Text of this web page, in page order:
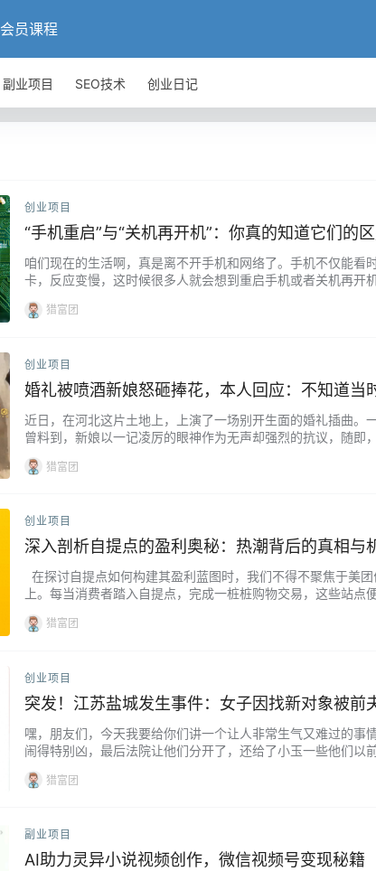
会员课程
副业项目 SEO技术 创业日记
创业项目
“手机重启”与“关机再开机”：你真的知道它们的区
咱们现在的生活啊，真是离不开手机和网络了。手机不仅能
卡，反应变慢，这时候很多人就会想到重启手机或者关机再开
猎富团
创业项目
婚礼被喷酒新娘怒砸捧花，本人回应：不知道当
近日，在河北这片土地上，上演了一场别开生面的婚礼插曲
曾料到，新娘以一记凌厉的眼神作为无声却强烈的抗议，随即
猎富团
创业项目
深入剖析自提点的盈利奥秘：热潮背后的真相与
在探讨自提点如何构建其盈利蓝图时，我们不得不聚焦于美
上。每当消费者踏入自提点，完成一桩桩购物交易，这些站
猎富团
创业项目
突发！江苏盐城发生事件：女子因找新对象被前
嘿，朋友们，今天我要给你们讲一个让人非常生气又难过的
闹得特别凶，最后法院让他们分开了，还给了小玉一些他们以
猎富团
副业项目
AI助力灵异小说视频创作，微信视频号变现秘籍